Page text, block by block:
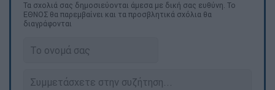
Τα σχολιά σας δημοσιεύονται άμεσα με δική σας ευθύνη. Το
ΕΘΝΟΣ θα παρεμβαίνει και τα προσβλητικά σχόλια θα
διαγράφονται